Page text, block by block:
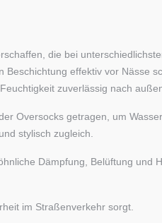
die bei
effektiv vor Nässe
zuverlässig nach
Oversocks getragen, um
stylisch zugleich.
Dämpfung, Belüftung und
im Straßenverkehr sorgt.